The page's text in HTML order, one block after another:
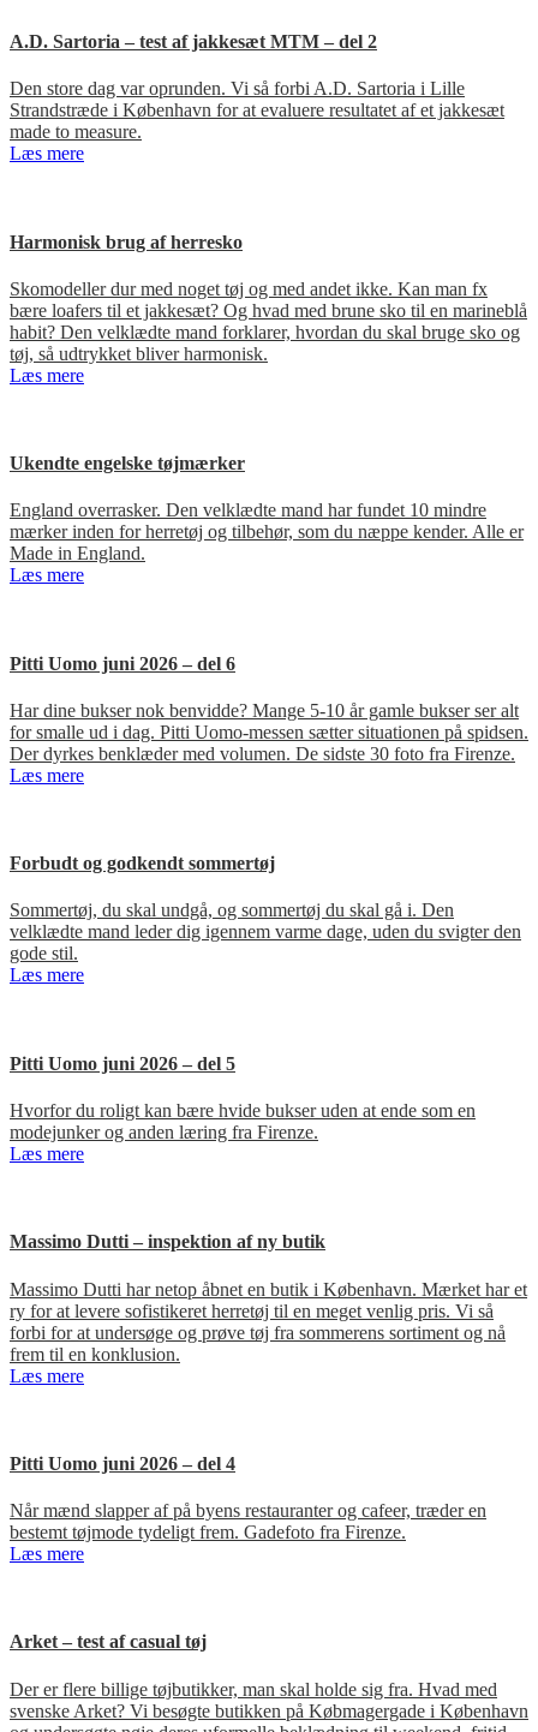
A.D. Sartoria – test af jakkesæt MTM – del 2
Den store dag var oprunden. Vi så forbi A.D. Sartoria i Lille
Strandstræde i København for at evaluere resultatet af et jakkesæt
made to measure.
Læs mere
Harmonisk brug af herresko
Skomodeller dur med noget tøj og med andet ikke. Kan man fx
bære loafers til et jakkesæt? Og hvad med brune sko til en marineblå
habit? Den velklædte mand forklarer, hvordan du skal bruge sko og
tøj, så udtrykket bliver harmonisk.
Læs mere
Ukendte engelske tøjmærker
England overrasker. Den velklædte mand har fundet 10 mindre
mærker inden for herretøj og tilbehør, som du næppe kender. Alle er
Made in England.
Læs mere
Pitti Uomo juni 2026 – del 6
Har dine bukser nok benvidde? Mange 5-10 år gamle bukser ser alt
for smalle ud i dag. Pitti Uomo-messen sætter situationen på spidsen.
Der dyrkes benklæder med volumen. De sidste 30 foto fra Firenze.
Læs mere
Forbudt og godkendt sommertøj
Sommertøj, du skal undgå, og sommertøj du skal gå i. Den
velklædte mand leder dig igennem varme dage, uden du svigter den
gode stil.
Læs mere
Pitti Uomo juni 2026 – del 5
Hvorfor du roligt kan bære hvide bukser uden at ende som en
modejunker og anden læring fra Firenze.
Læs mere
Massimo Dutti – inspektion af ny butik
Massimo Dutti har netop åbnet en butik i København. Mærket har et
ry for at levere sofistikeret herretøj til en meget venlig pris. Vi så
forbi for at undersøge og prøve tøj fra sommerens sortiment og nå
frem til en konklusion.
Læs mere
Pitti Uomo juni 2026 – del 4
Når mænd slapper af på byens restauranter og cafeer, træder en
bestemt tøjmode tydeligt frem. Gadefoto fra Firenze.
Læs mere
Arket – test af casual tøj
Der er flere billige tøjbutikker, man skal holde sig fra. Hvad med
svenske Arket? Vi besøgte butikken på Købmagergade i København